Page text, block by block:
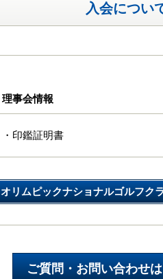
入会につい
理事会情報
・印鑑証明書
オリムピックナショナルゴルフク